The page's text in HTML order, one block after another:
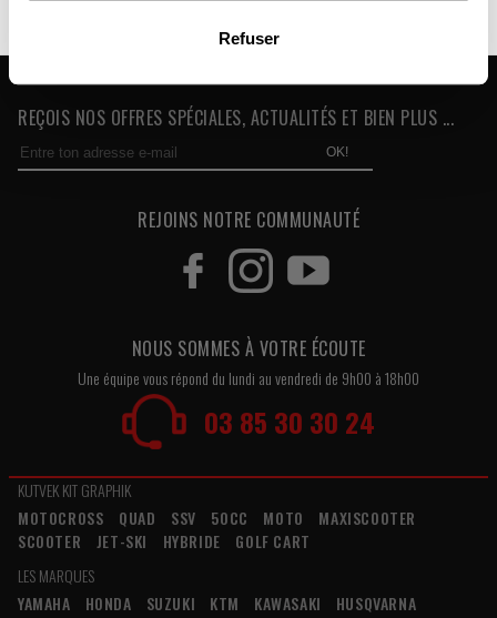
Refuser
REÇOIS NOS OFFRES SPÉCIALES, ACTUALITÉS ET BIEN PLUS ...
OK!
REJOINS NOTRE COMMUNAUTÉ
NOUS SOMMES À VOTRE ÉCOUTE
Une équipe vous répond du lundi au vendredi de 9h00 à 18h00
03 85 30 30 24
KUTVEK KIT GRAPHIK
MOTOCROSS
QUAD SSV 50CC MOTO
MAXISCOOTER
SCOOTER
JET-SKI HYBRIDE
GOLF CART
LES MARQUES
YAMAHA
HONDA SUZUKI KTM KAWASAKI
HUSQVARNA